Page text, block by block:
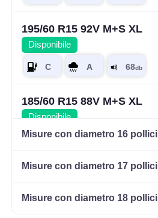
195/60 R15 92V M+S XL
Disponibile
185/60 R15 88V M+S XL
Disponibile
205/65 R15 99V M+S XL
Misure con diametro 16 pollici
Misure con diametro 17 pollici
Misure con diametro 18 pollici